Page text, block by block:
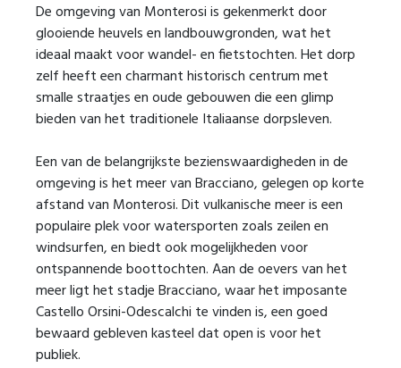
De omgeving van Monterosi is gekenmerkt door
glooiende heuvels en landbouwgronden, wat het
ideaal maakt voor wandel- en fietstochten. Het dorp
zelf heeft een charmant historisch centrum met
smalle straatjes en oude gebouwen die een glimp
bieden van het traditionele Italiaanse dorpsleven.
Een van de belangrijkste bezienswaardigheden in de
omgeving is het meer van Bracciano, gelegen op korte
afstand van Monterosi. Dit vulkanische meer is een
populaire plek voor watersporten zoals zeilen en
windsurfen, en biedt ook mogelijkheden voor
ontspannende boottochten. Aan de oevers van het
meer ligt het stadje Bracciano, waar het imposante
Castello Orsini-Odescalchi te vinden is, een goed
bewaard gebleven kasteel dat open is voor het
publiek.